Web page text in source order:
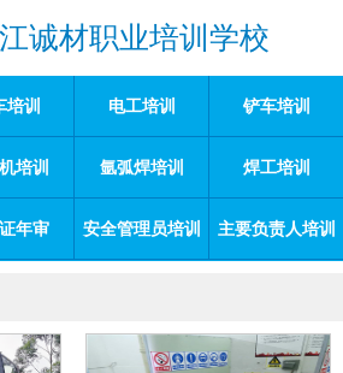
诚材职业培训学校
培训 电工培训 铲车培训
培训 氩弧焊培训 焊工培训
年审 安全管理员培训 主要负责人培训